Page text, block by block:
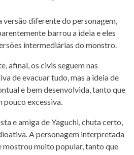
diferente do personagem,
barrou a ideia e eles
intermediárias do monstro.
afinal, os civis seguem nas
de evacuar tudo, mas a ideia de
e bem desenvolvida, tanto que
pouco excessiva.
e amiga de Yaguchi, chuta certo,
A personagem interpretada
mostrou muito popular, tanto que